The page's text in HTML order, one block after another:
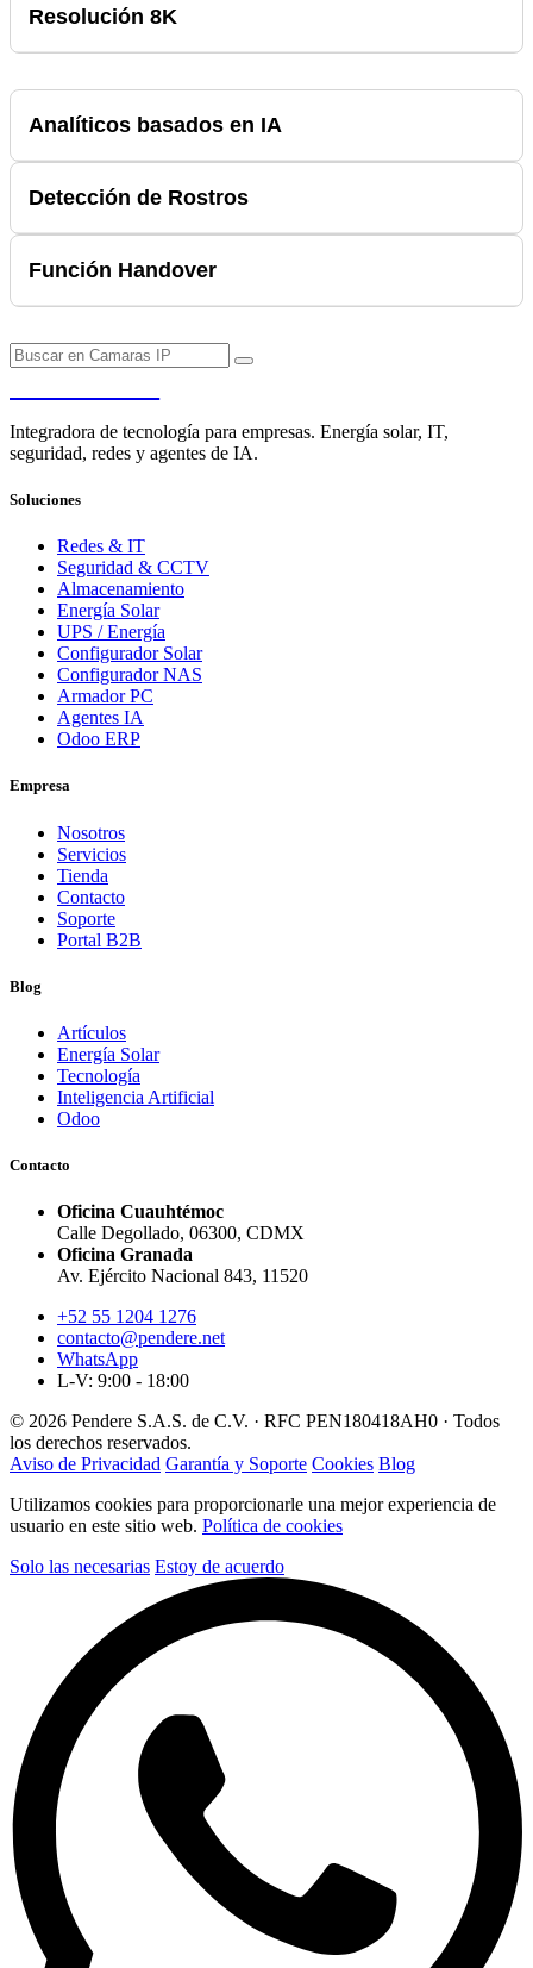
Resolución 8K
Analíticos basados en IA
Detección de Rostros
Función Handover
Integradora de tecnología para empresas. Energía solar, IT,
seguridad, redes y agentes de IA.
Soluciones
Redes & IT
Seguridad & CCTV
Almacenamiento
Energía Solar
UPS / Energía
Configurador Solar
Configurador NAS
Armador PC
Agentes IA
Odoo ERP
Empresa
Nosotros
Servicios
Tienda
Contacto
Soporte
Portal B2B
Blog
Artículos
Energía Solar
Tecnología
Inteligencia Artificial
Odoo
Contacto
Oficina Cuauhtémoc
Calle Degollado, 06300, CDMX
Oficina Granada
Av. Ejército Nacional 843, 11520
+52 55 1204 1276
contacto@pendere.net
WhatsApp
L-V: 9:00 - 18:00
© 2026 Pendere S.A.S. de C.V. · RFC PEN180418AH0 · Todos
los derechos reservados.
Aviso de Privacidad Garantía y Soporte Cookies Blog
Utilizamos cookies para proporcionarle una mejor experiencia de
usuario en este sitio web. Política de cookies
Solo las necesarias Estoy de acuerdo